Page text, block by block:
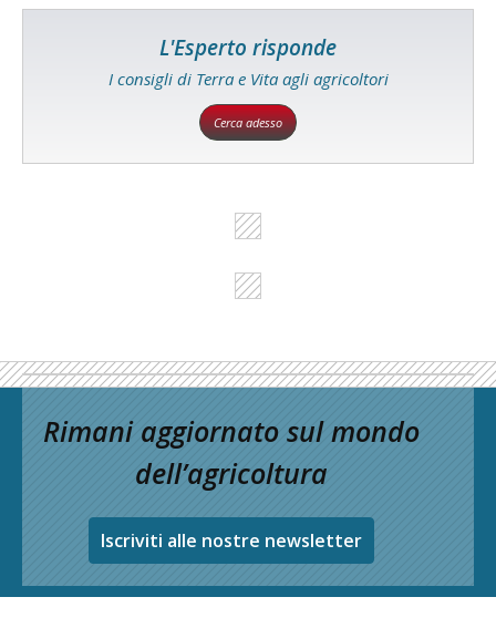
L'Esperto risponde
I consigli di Terra e Vita agli agricoltori
Cerca adesso
Rimani aggiornato sul mondo
dell’agricoltura
Iscriviti alle nostre newsletter